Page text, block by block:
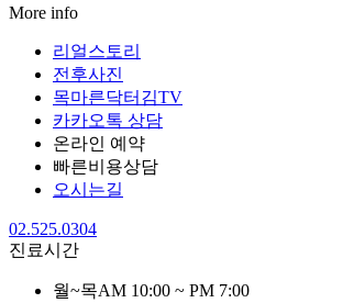
More info
리얼스토리
전후사진
목마른닥터김TV
카카오톡 상담
온라인 예약
빠른비용상담
오시는길
02.525.0304
진료시간
월~목AM 10:00 ~ PM 7:00